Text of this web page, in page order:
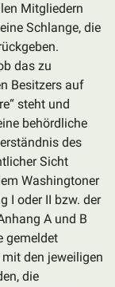
Mitgliedern
Schlange, die
das zu
Besitzers auf
steht und
behördliche
des
Sicht
Washingtoner
I oder II bzw. der
A und B
gemeldet
den jeweiligen
die